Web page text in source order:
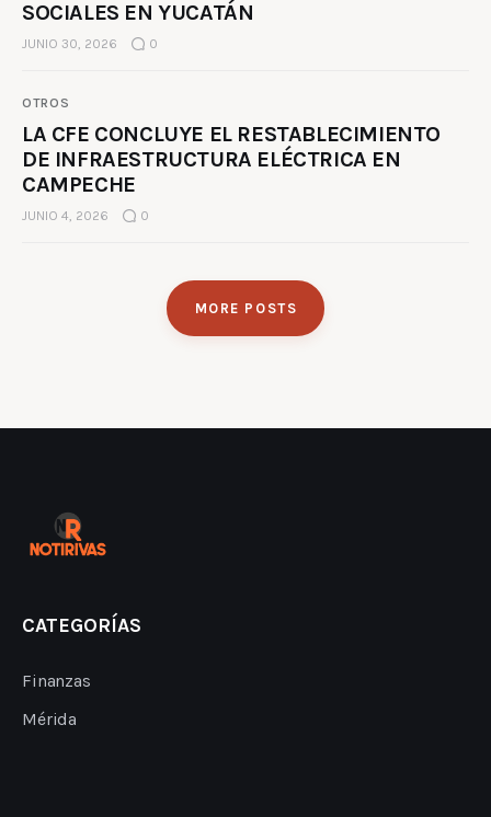
SOCIALES EN YUCATÁN
JUNIO 30, 2026 0
OTROS
LA CFE CONCLUYE EL RESTABLECIMIENTO
DE INFRAESTRUCTURA ELÉCTRICA EN
CAMPECHE
JUNIO 4, 2026 0
MORE POSTS
CATEGORÍAS
Finanzas
Mérida